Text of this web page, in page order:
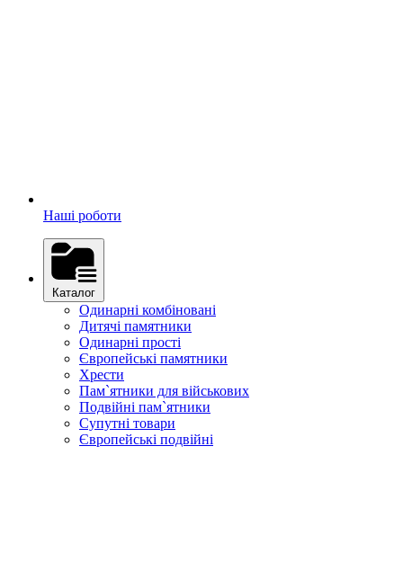
Наші роботи
Каталог
Одинарні комбіновані
Дитячі памятники
Одинарні прості
Європейські памятники
Хрести
Пам`ятники для військових
Подвійні пам`ятники
Супутні товари
Європейські подвійні